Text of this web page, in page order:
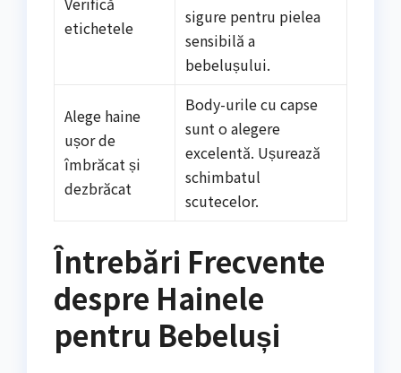
etichetele
sigure pentru pielea
sensibilă a
bebelușului.
Alege haine
ușor de
îmbrăcat și
dezbrăcat
Body-urile cu capse
sunt o alegere
excelentă. Ușurează
schimbatul
scutecelor.
Întrebări Frecvente
despre Hainele
pentru Bebeluși